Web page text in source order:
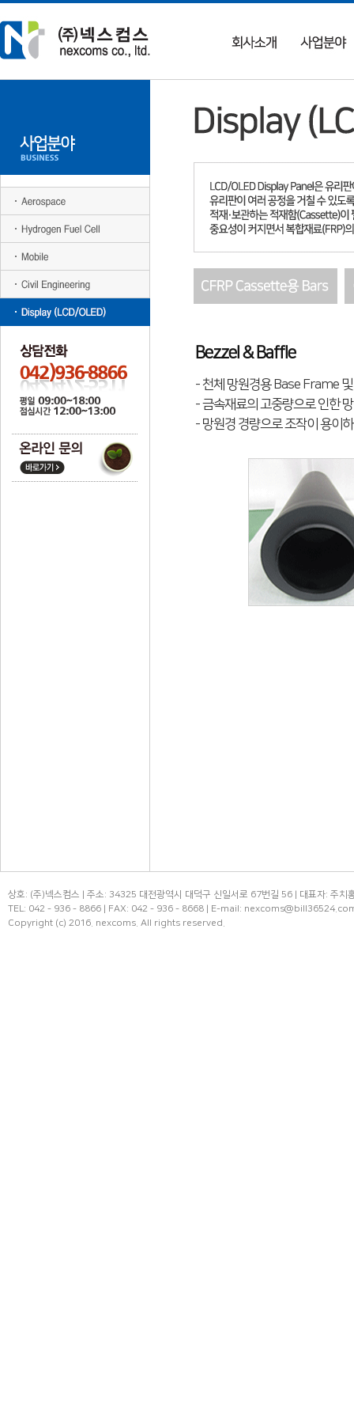
Bezzel & Baffle
- 천체 망원경용 Base Frame
- 금속재료의 고중량으로 인한
- 망원경 경량으로 조작이 용이
상호: (주)넥스컴스 | 주소: 34325 대전광역시 대덕구 신일서로 67번길 56 | 대표자: 주
TEL: 042 - 936 - 8866 | FAX: 042 - 936 - 8668 | E-mail:
Copyright (c) 2016. nexcoms. All rights reserved.